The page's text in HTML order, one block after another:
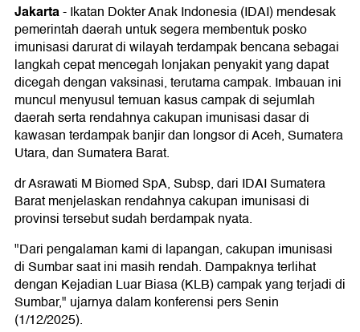
Jakarta-Ikatan Dokter Anak Indonesia (IDAI) mendesak
pemerintah daerah untuk segera membentuk posko
imunisasi darurat di wilayah terdampak bencana sebagai
langkah cepat mencegah lonjakan penyakit yang dapat
dicegah dengan vaksinasi, terutama campak. Imbauan ini
muncul menyusul temuan kasus campak di sejumlah
daerah serta rendahnya cakupan imunisasi dasar di
kawasan terdampak banjir dan longsor di Aceh, Sumatera
Utara, dan Sumatera Barat.
dr Asrawati M Biomed SpA, Subsp, dari IDAI Sumatera
Barat menjelaskan rendahnya cakupan imunisasi di
provinsi tersebut sudah berdampak nyata.
"Dari pengalaman kami di lapangan, cakupan imunisasi
di Sumbar saat ini masih rendah. Dampaknya terlihat
dengan Kejadian Luar Biasa (KLB) campak yang terjadi di
Sumbar," ujarnya dalam konferensi pers Senin
(1/12/2025).